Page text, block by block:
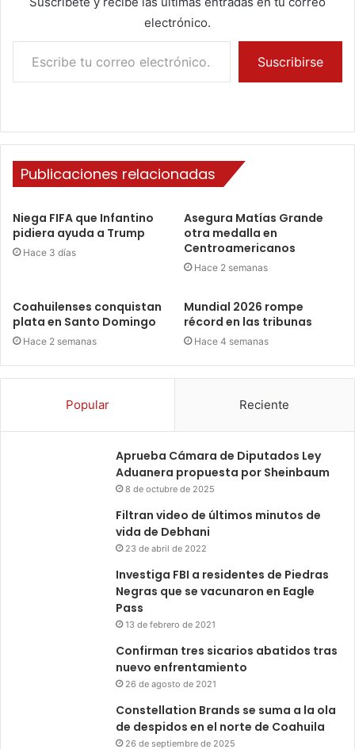
electrónico.
Escribe tu correo electrónico…
Suscribirse
Publicaciones relacionadas
Niega FIFA que Infantino
pidiera ayuda a Trump
Hace 3 días
Asegura Matías Grande
otra medalla en
Centroamericanos
Hace 2 semanas
Coahuilenses conquistan
plata en Santo Domingo
Hace 2 semanas
Mundial 2026 rompe
récord en las tribunas
Hace 4 semanas
Popular Reciente
Aprueba Cámara de Diputados Ley
Aduanera propuesta por Sheinbaum
8 de octubre de 2025
Filtran video de últimos minutos de
vida de Debhani
23 de abril de 2022
Investiga FBI a residentes de Piedras
Negras que se vacunaron en Eagle
Pass
13 de febrero de 2021
Confirman tres sicarios abatidos tras
nuevo enfrentamiento
26 de agosto de 2021
Constellation Brands se suma a la ola
de despidos en el norte de Coahuila
26 de septiembre de 2025